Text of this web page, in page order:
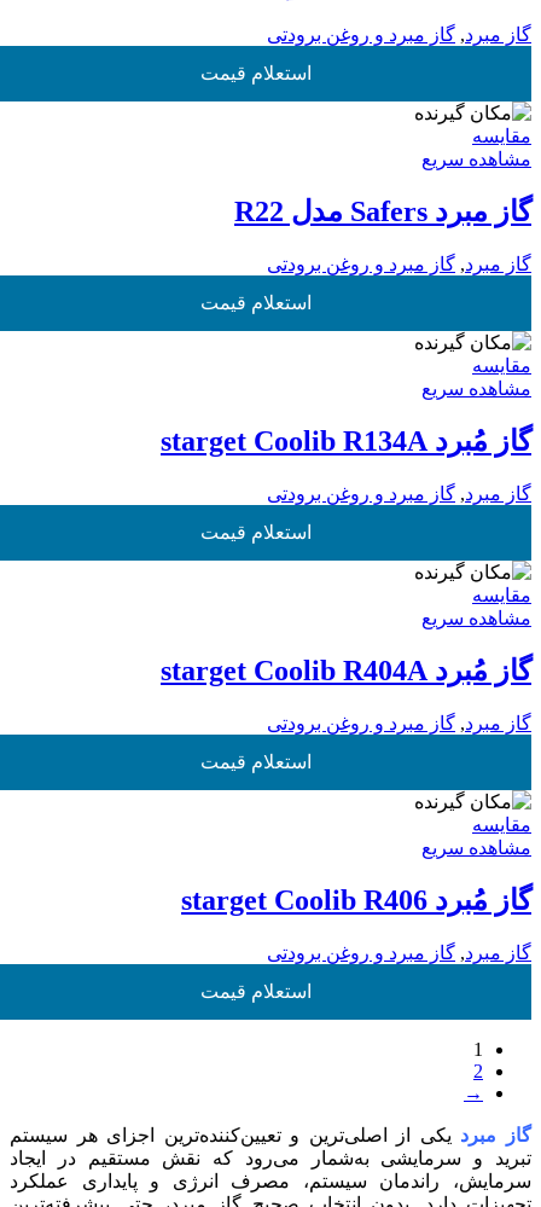
گاز مبرد, گاز مبرد و روغن برودتی
استعلام قیمت
مقایسه
مشاهده سریع
گاز مبرد Safers مدل R22
گاز مبرد, گاز مبرد و روغن برودتی
استعلام قیمت
مقایسه
مشاهده سریع
گاز مُبرد starget Coolib R134A
گاز مبرد, گاز مبرد و روغن برودتی
استعلام قیمت
مقایسه
مشاهده سریع
گاز مُبرد starget Coolib R404A
گاز مبرد, گاز مبرد و روغن برودتی
استعلام قیمت
مقایسه
مشاهده سریع
گاز مُبرد starget Coolib R406
گاز مبرد, گاز مبرد و روغن برودتی
استعلام قیمت
1
2
→
گاز مبرد یکی از اصلی‌ترین و تعیین‌کننده‌ترین اجزای هر سیستم
تبرید و سرمایشی به‌شمار می‌رود که نقش مستقیم در ایجاد
سرمایش، راندمان سیستم، مصرف انرژی و پایداری عملکرد